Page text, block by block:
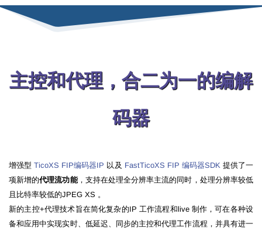
主控和代理，合二为一的编解
码器
增强型TicoXS FIP编码器IP 以及 FastTicoXS FIP 编码器SDK提供了一
项新增的代理流功能，支持在处理全分辨率主流的同时，处理分辨率较低
且比特率较低的JPEG XS 。
新的主控+代理技术旨在简化复杂的IP 工作流程和live 制作，可在各种设
备和应用中实现实时、低延迟、同步的主控和代理工作流程，并具有进一